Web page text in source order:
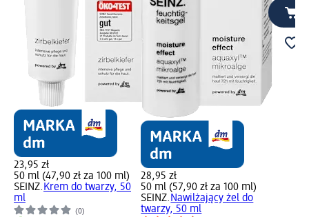
23,95 zł
50 ml (47,90 zł za 100 ml)
SEINZ.Krem do twarzy, 50
ml
(0)
28,95 zł
50 ml (57,90 zł za 100 ml)
SEINZ.Nawilżający żel do
twarzy, 50 ml